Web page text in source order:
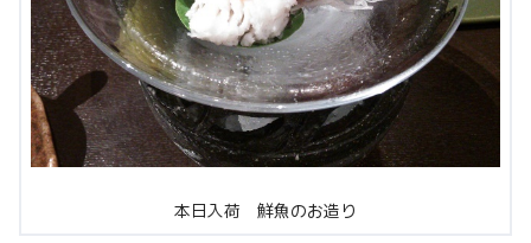
本日入荷 鮮魚のお造り